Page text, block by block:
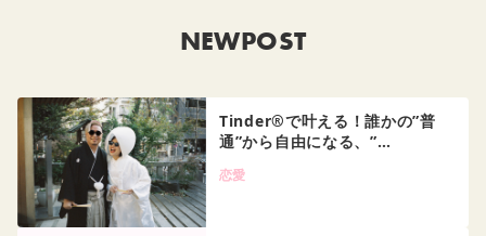
NEWPOST
Tinder®で叶える！誰かの”普
通”から自由になる、”…
恋愛